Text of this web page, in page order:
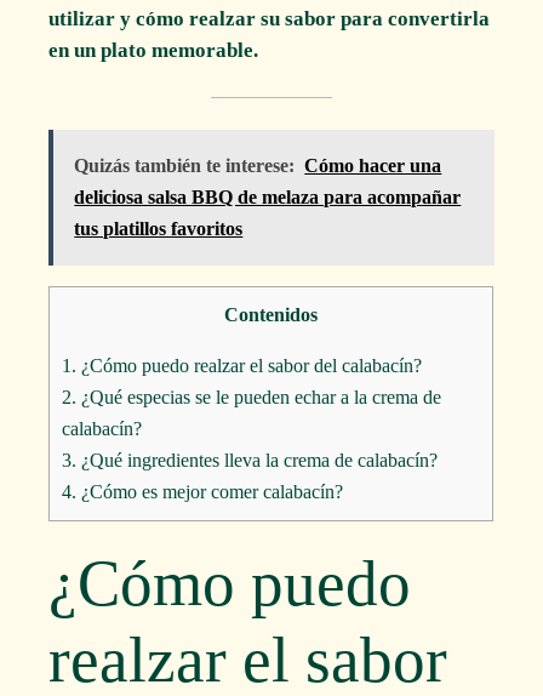
utilizar y cómo realzar su sabor para convertirla
en un plato memorable.
Quizás también te interese: Cómo hacer una
deliciosa salsa BBQ de melaza para acompañar
tus platillos favoritos
Contenidos
1. ¿Cómo puedo realzar el sabor del calabacín?
2. ¿Qué especias se le pueden echar a la crema de
calabacín?
3. ¿Qué ingredientes lleva la crema de calabacín?
4. ¿Cómo es mejor comer calabacín?
¿Cómo puedo
realzar el sabor